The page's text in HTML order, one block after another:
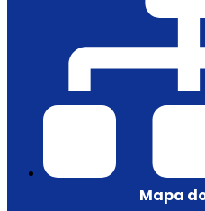
Mapa